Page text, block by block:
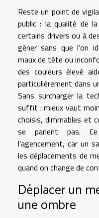
Reste un point de
public : la qualité de
certains drivers ou à
gêner sans que l’on
maux de tête ou
des couleurs élevé
particulièrement dans
Sans surcharger la
suffit : mieux vaut
choisis, dimmables et
se parlent pas. Ce
l’agencement, car un
les déplacements de
quand on change de
Déplacer un
une ombre